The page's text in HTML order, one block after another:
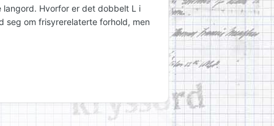
langord. Hvorfor er det dobbelt L i
om frisyrerelaterte forhold, men